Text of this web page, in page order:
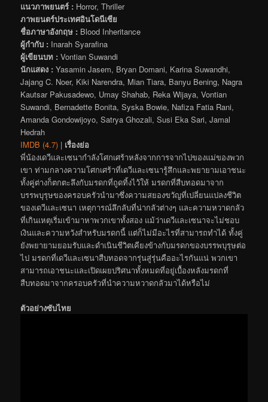
แนวภาพยนตร์ : Horror, Thriller
ภาพยนตร์ประเทศอินโดนีเซีย
ชื่อภาษาอังกฤษ : Blood Inheritance
ผู้กำกับ : Inarah Syarafina
ผู้เขียนบท : Vontian Suwandi
นักแสดง : Yasamin Jasem, Bryan Domani, Karina Suwandhi,
Jajang C. Noer, Kiki Narendra, Mian Tiara, Banyu Bening, Nagra
Kautsar Pakusadewo, Umay Shahab, Reka Wijaya, Vontian
Suwandi, Bernadette Bonita, Syska Bowie, Nafiza Fatia Rani,
Amanda Gondowijoyo, Satrya Ghozali, Susi Eka Sari, Jamal
Hedrah
IMDB (4.7) | เรื่องย่อ
พี่น้องเดวีและเซนากำลังโศกเศร้าหลังจากการจากไปของแม่ของพวก
เขา ท่ามกลางความโศกเศร้าที่เดวีและเซนารู้สึกและพยายามเอาชนะ
ทั้งคู่ต่างก็ตกตะลึงกับมรดกที่ถูดทิ้งไว้ให้ มรดกที่สืบทอดมาจาก
บรรพบุรุษของครอบครัวนำมาซึ่งความสยองขวัญที่เปลี่ยนแปลงชีวิต
ของเดวีและเซนา เหตุการณ์ลึกลับที่น่ากลัวต่างๆ และความหวาดกลัว
ที่เกินเหตุเริ่มเข้ามาหาพวกเขาทั้งสอง แม้ว่าเดวีและเซนาจะไม่ชอบ
เงินและความหวังสำหรับมรดกนี้ แต่ก็ไม่มีอะไรที่สามารถทำได้ ทั้งคู่
ยังพยายามยอมรับและดำเนินชีวิตเคียงข้างกับมรดกของบรรพบุรุษต่อ
ไป มรดกที่เดวีและเซนาสืบทอดจากรุ่นสู่รุ่นคืออะไรกันแน่ พวกเขา
สามารถเอาชนะและเปิดเผยปริศนาทั้งหมดที่อยู่เบื้องหลังมรดกที่
สืบทอดมาจากครอบครัวที่นำความหวาดกลัวมาได้หรือไม่
ตัวอย่างซับไทย